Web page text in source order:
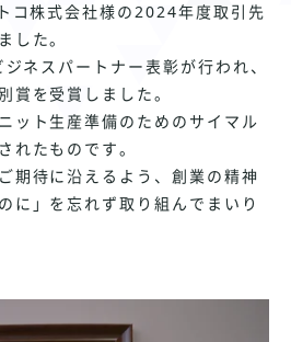
コ株式会社様の2024年度取引先
した。
ネスパートナー表彰が行われ、
賞を受賞しました。
ット生産準備のためのサイマル
れたものです。
期待に沿えるよう、創業の精神
に」を忘れず取り組んでまいり